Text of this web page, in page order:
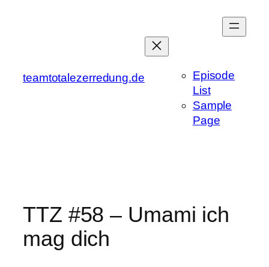
teamtotalezerredung.de
Episode
List
Sample
Page
TTZ #58 – Umami ich
mag dich